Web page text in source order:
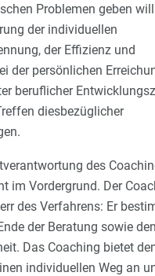
Problemen geben
der individuellen
der Effizienz und
der persönlichen
beruflicher
diesbezüglicher
des
im Vordergrund. Der
des Verfahrens: Er
der Beratung sowie
Das Coaching bietet
individuellen Weg an